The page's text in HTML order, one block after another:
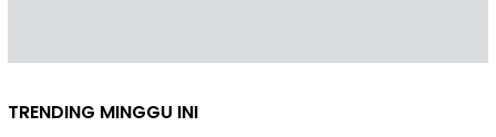
TRENDING MINGGU INI